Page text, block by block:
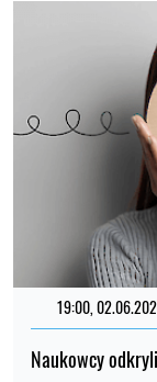
19:00,
Naukowcy